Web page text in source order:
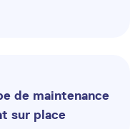
de maintenance
sur place